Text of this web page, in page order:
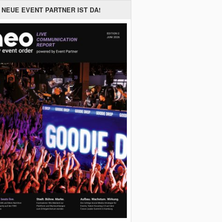
EVENT PARTNER IST DA!